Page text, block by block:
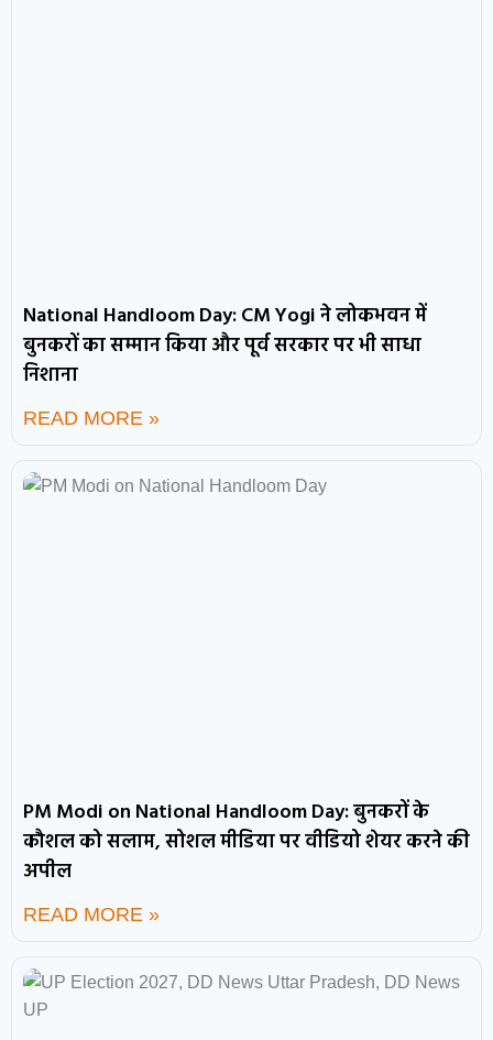
National Handloom Day: CM Yogi ने लोकभवन में
बुनकरों का सम्मान किया और पूर्व सरकार पर भी साधा
निशाना
READ MORE »
PM Modi on National Handloom Day: बुनकरों के
कौशल को सलाम, सोशल मीडिया पर वीडियो शेयर करने की
अपील
READ MORE »